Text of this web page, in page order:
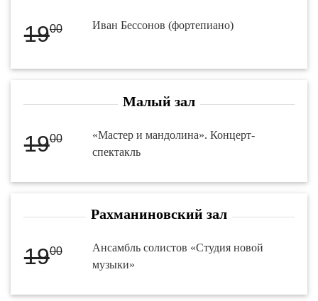
1900 Иван Бессонов (фортепиано)
Малый зал
1900
«Мастер и мандолина». Концерт-
спектакль
Рахманиновский зал
1900
Ансамбль солистов «Студия новой
музыки»